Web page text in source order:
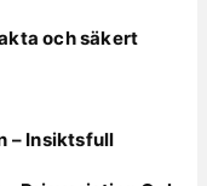
och säkert
– Insiktsfull